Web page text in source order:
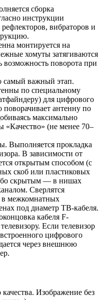
сборка
инструкции
вибраторов и
монтируется на
хомуты затягиваются
возможность поворота при
самый важный этап.
по специальному
для цифрового
антенну по
максимально
«Качество» (не менее 70–
Выполняется прокладка
В зависимости от
открытым способом (с
скоб или пластиковых
скрытым — в нишах
Сверлятся
в межкомнатных
под диаметр ТВ-кабеля.
кабеля F-
Если телевизор
цифрового
через внешнюю
Изображение без